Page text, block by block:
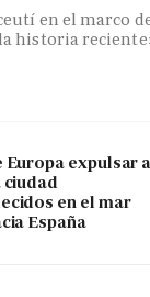
en el marco
historia
Europa expulsar
ciudad
en el mar
España